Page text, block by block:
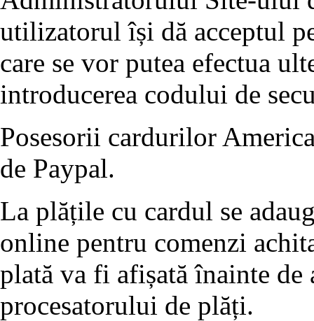
utilizatorul își dă acceptul
care se vor putea efectua
introducerea codului de
Posesorii cardurilor
de Paypal.
La plățile cu cardul se
online pentru comenzi
plată va fi afișată înainte
procesatorului de plăți.